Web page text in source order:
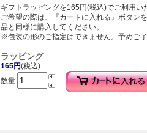
ギフトラッピングを165円(税込)でご利用い
ご希望の際は、『カートに入れる』ボタン
品と同様に購入してください。
※包装の形のご指定はできません。予めご了
ラッピング
165円(税込)
数量